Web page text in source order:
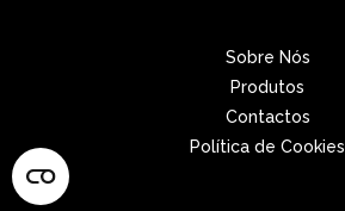
Sobre Nós
Produtos
Contactos
Política de Cookies